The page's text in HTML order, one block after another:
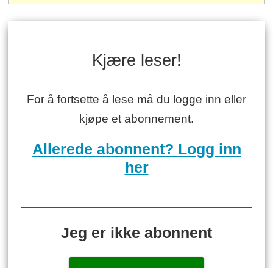
Kjære leser!
For å fortsette å lese må du logge inn eller
kjøpe et abonnement.
Allerede abonnent? Logg inn
her
Jeg er ikke abonnent